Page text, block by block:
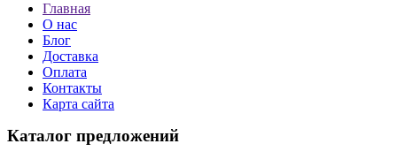
Главная
О нас
Блог
Доставка
Оплата
Контакты
Карта сайта
Каталог предложений